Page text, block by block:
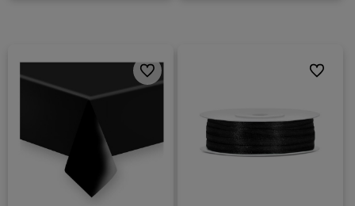
Do ulubionych Do